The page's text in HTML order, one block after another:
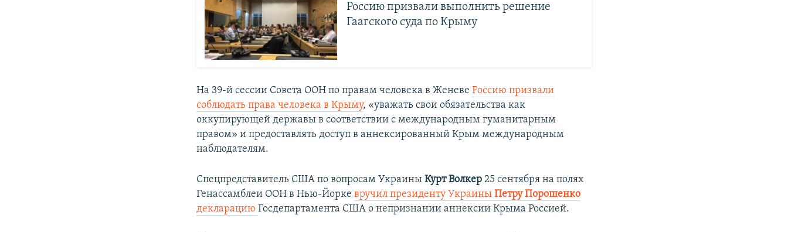
Россию призвали выполнить решение
Гаагского суда по Крыму
На 39-й сессии Совета ООН по правам человека в ЖеневеРоссию призвали
соблюдать права человека в Крыму, «уважать свои обязательства как
оккупирующей державы в соответствии с международным гуманитарным
правом» и предоставлять доступ в аннексированный Крым международным
наблюдателям.
Спецпредставитель США по вопросам УкраиныКурт Волкер 25 сентября на полях
Генассамблеи ООН в Нью-Йоркевручил президенту УкраиныПетру Порошенко
декларациюГосдепартамента США о непризнании аннексии Крыма Россией.